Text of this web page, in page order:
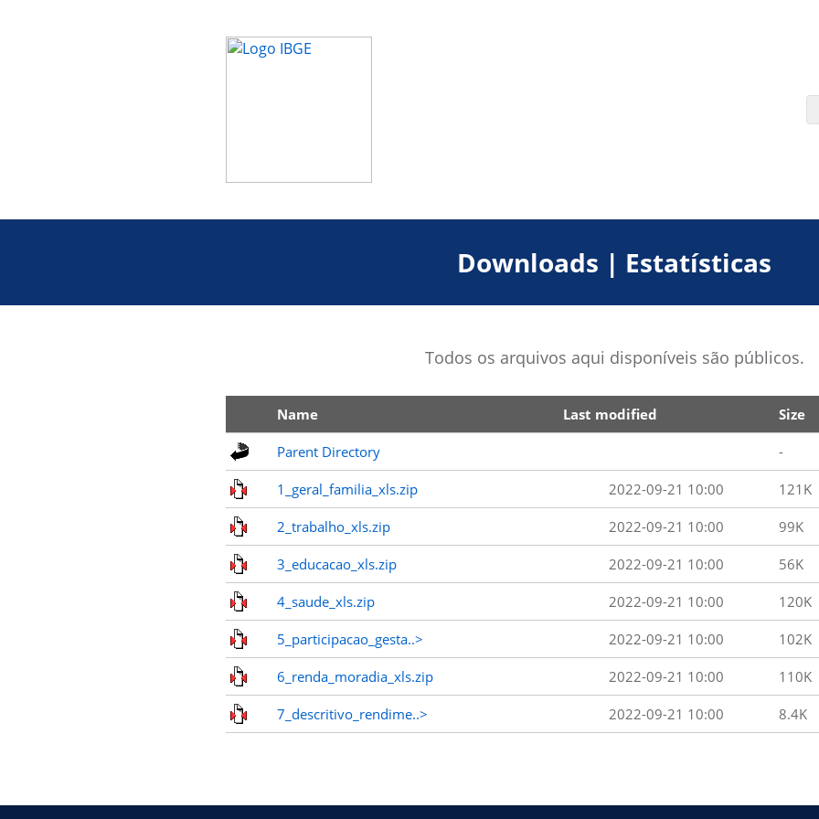
Downloads | Estatísticas
Todos os arquivos aqui disponíveis são públicos.
Name Last modified Size
Parent Directory -
1_geral_familia_xls.zip 2022-09-21 10:00 121K
2_trabalho_xls.zip 2022-09-21 10:00 99K
3_educacao_xls.zip 2022-09-21 10:00 56K
4_saude_xls.zip 2022-09-21 10:00 120K
5_participacao_gesta..> 2022-09-21 10:00 102K
6_renda_moradia_xls.zip 2022-09-21 10:00 110K
7_descritivo_rendime..> 2022-09-21 10:00 8.4K